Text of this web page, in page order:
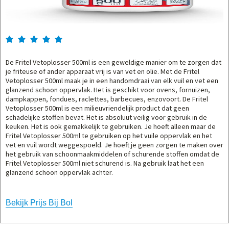
    
De Fritel Vetoplosser 500ml is een geweldige manier om te zorgen dat
je friteuse of ander apparaat vrij is van vet en olie. Met de Fritel
Vetoplosser 500ml maak je in een handomdraai van elk vuil en vet een
glanzend schoon oppervlak. Het is geschikt voor ovens, fornuizen,
dampkappen, fondues, raclettes, barbecues, enzovoort. De Fritel
Vetoplosser 500ml is een milieuvriendelijk product dat geen
schadelijke stoffen bevat. Het is absoluut veilig voor gebruik in de
keuken. Het is ook gemakkelijk te gebruiken. Je hoeft alleen maar de
Fritel Vetoplosser 500ml te gebruiken op het vuile oppervlak en het
vet en vuil wordt weggespoeld. Je hoeft je geen zorgen te maken over
het gebruik van schoonmaakmiddelen of schurende stoffen omdat de
Fritel Vetoplosser 500ml niet schurend is. Na gebruik laat het een
glanzend schoon oppervlak achter.
Bekijk Prijs Bij Bol